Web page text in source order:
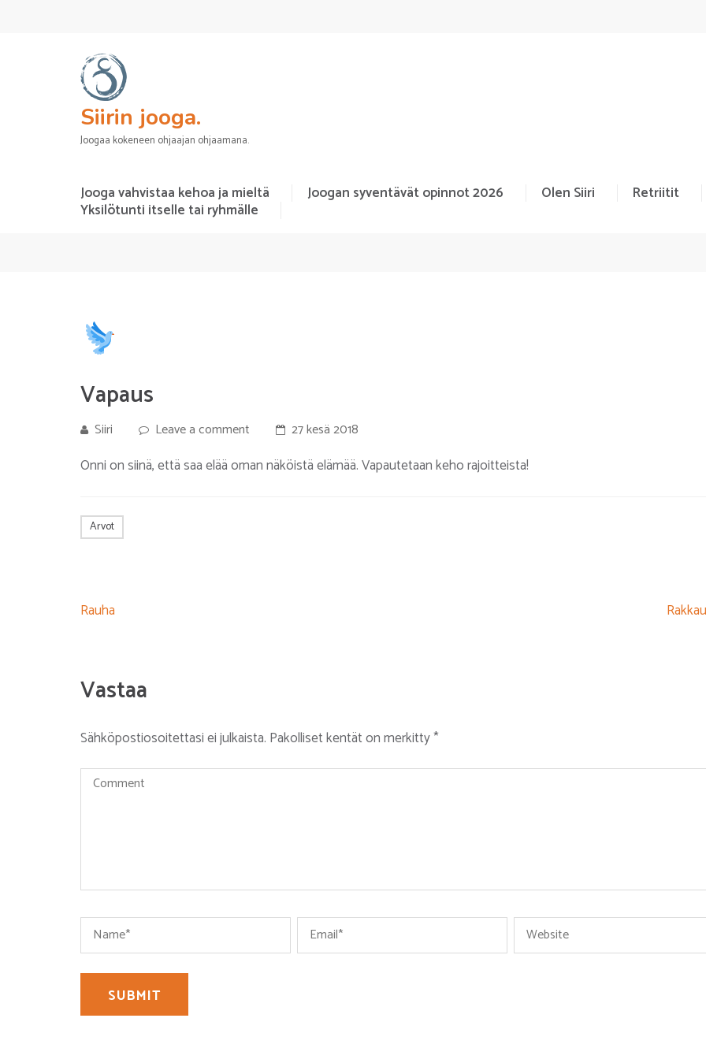
Siirin jooga.
Joogaa kokeneen ohjaajan ohjaamana.
Jooga vahvistaa kehoa ja mieltä Joogan syventävät opinnot 2026 Olen Siiri Retriitit
Yksilötunti itselle tai ryhmälle
Vapaus
Siiri Leave a comment 27 kesä 2018
Onni on siinä, että saa elää oman näköistä elämää. Vapautetaan keho rajoitteista!
Arvot
Artikkelien
Rauha
Vastaa
Sähköpostiosoitettasi ei julkaista. Pakolliset kentät on merkitty*